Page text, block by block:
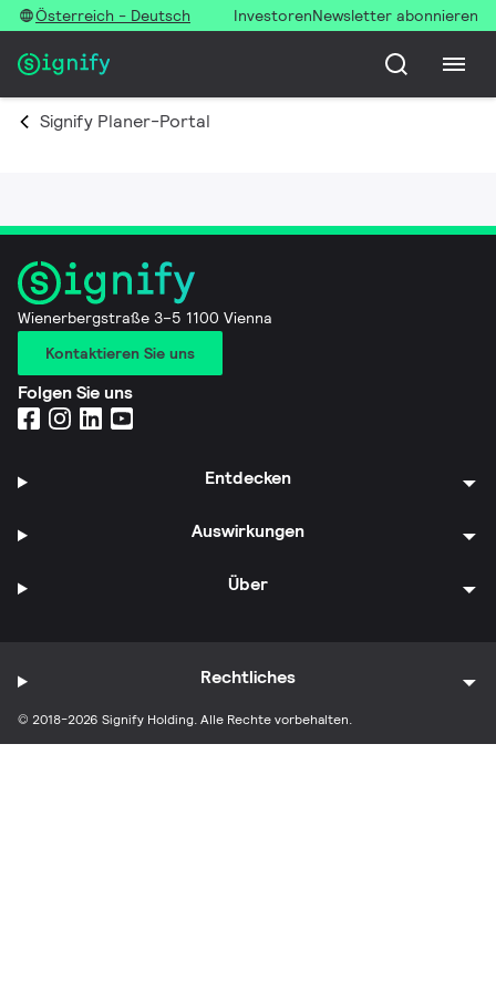
Österreich - Deutsch InvestorenNewsletter abonnieren
Signify Planer-Portal
Wienerbergstraße 3–5 1100 Vienna
Kontaktieren Sie uns
Folgen Sie uns
Entdecken
Auswirkungen
Über
© 2018-2026 Signify Holding. Alle Rechte vorbehalten.
Rechtliches